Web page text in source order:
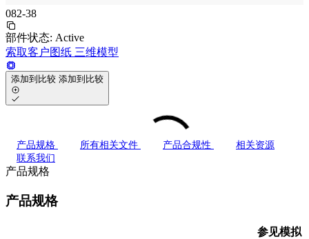
082-38
部件状态: Active
索取客户图纸 三维模型
添加到比较 添加到比较
产品规格 所有相关文件 产品合规性
相关资源
联系我们
产品规格
产品规格
参见模拟